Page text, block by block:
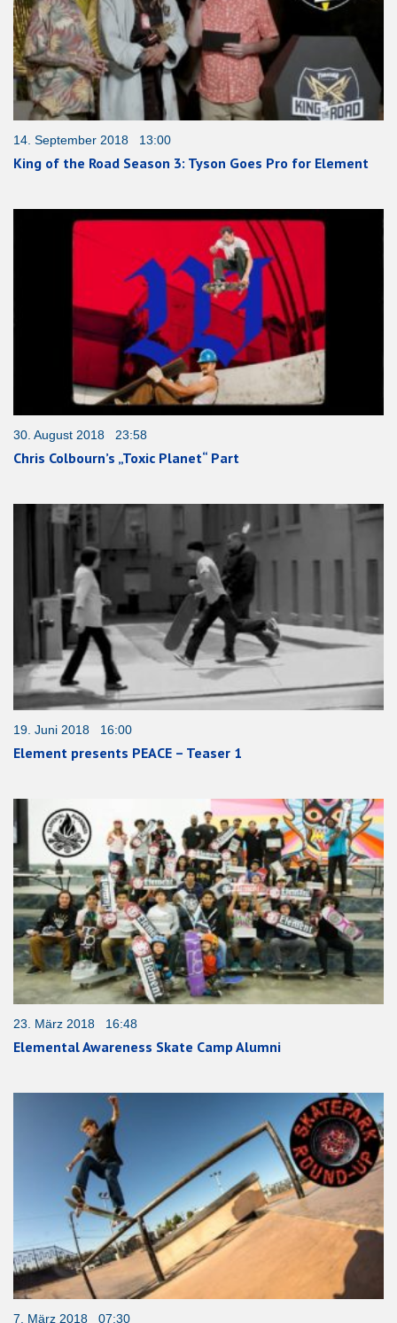
14. September 2018 13:00
King of the Road Season 3: Tyson Goes Pro for Element
30. August 2018 23:58
Chris Colbourn’s „Toxic Planet“ Part
19. Juni 2018 16:00
Element presents PEACE – Teaser 1
23. März 2018 16:48
Elemental Awareness Skate Camp Alumni
7. März 2018 07:30